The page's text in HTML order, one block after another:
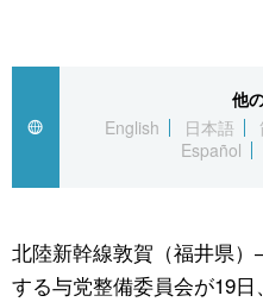
国際
社会
文化
アーカイブ
Japan Data
旅と暮らし
動画/Live
文化
科学・技術
暮らし
スポーツ・東京2020
他
English
日本語
Español
北陸新幹線敦賀（福井県
する与党整備委員会が19